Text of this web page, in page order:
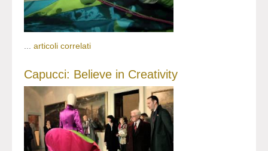
... articoli correlati
Capucci: Believe in Creativity